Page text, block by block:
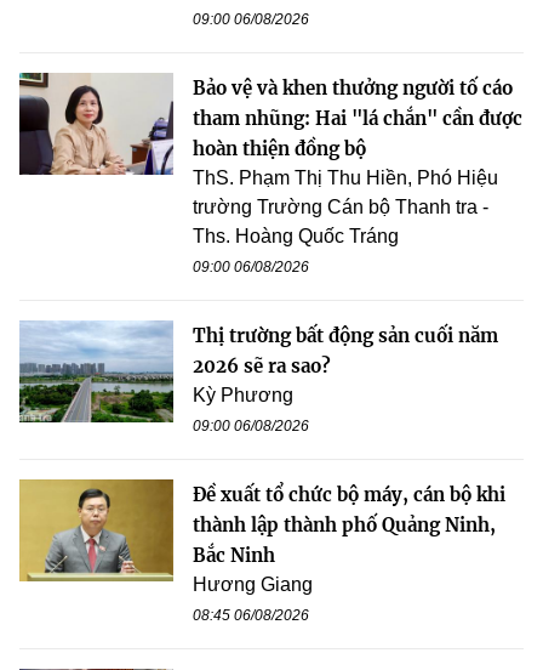
09:00 06/08/2026
Bảo vệ và khen thưởng người tố cáo
tham nhũng: Hai "lá chắn" cần được
hoàn thiện đồng bộ
ThS. Phạm Thị Thu Hiền, Phó Hiệu
trường Trường Cán bộ Thanh tra -
Ths. Hoàng Quốc Tráng
09:00 06/08/2026
Thị trường bất động sản cuối năm
2026 sẽ ra sao?
Kỳ Phương
09:00 06/08/2026
Đề xuất tổ chức bộ máy, cán bộ khi
thành lập thành phố Quảng Ninh,
Bắc Ninh
Hương Giang
08:45 06/08/2026